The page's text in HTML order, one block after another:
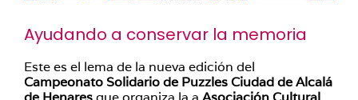
Ayudando a conservar la memoria
Este es el lema de la nueva edición del
Campeonato Solidario de Puzzles Ciudad de Alcalá